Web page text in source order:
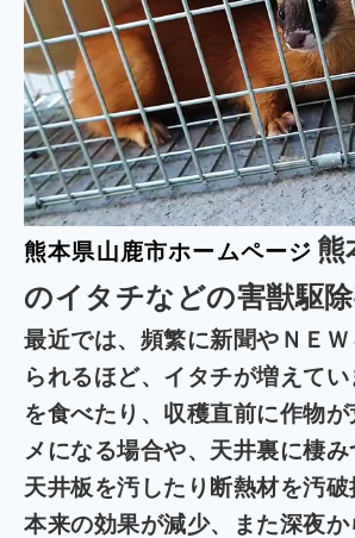
熊本県山鹿市ホームページ 熊
のイタチなどの害獣駆
最近では、頻繁に新聞やＮＥ
られるほど、イタチが増えて
を食べたり、収穫直前に作物
メになる場合や、天井裏に棲
天井板を汚したり断熱材を汚
本来の効果が減少、また深夜